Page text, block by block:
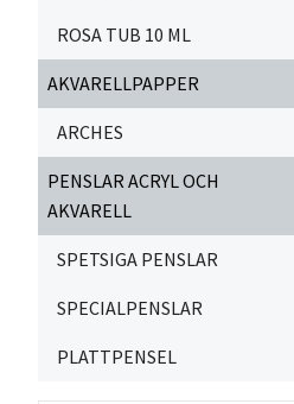
ROSA TUB 10 ML
AKVARELLPAPPER
ARCHES
PENSLAR ACRYL OCH
AKVARELL
SPETSIGA PENSLAR
SPECIALPENSLAR
PLATTPENSEL